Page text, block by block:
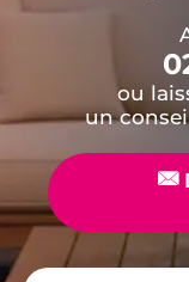
ou
un
📧